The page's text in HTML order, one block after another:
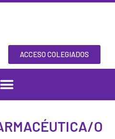
ACCESO COLEGIADOS
O